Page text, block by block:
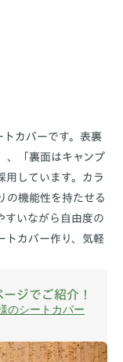
カバーです。表裏
、「裏面はキャンプ
用しています。カラ
の機能性を持たせる
すいながら自由度の
トカバー作り、気軽
ジでご紹介！
のシートカバー